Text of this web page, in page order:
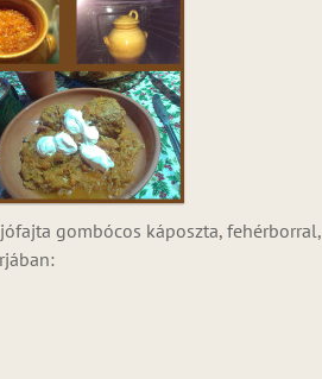
gombócos káposzta, fehérborral,